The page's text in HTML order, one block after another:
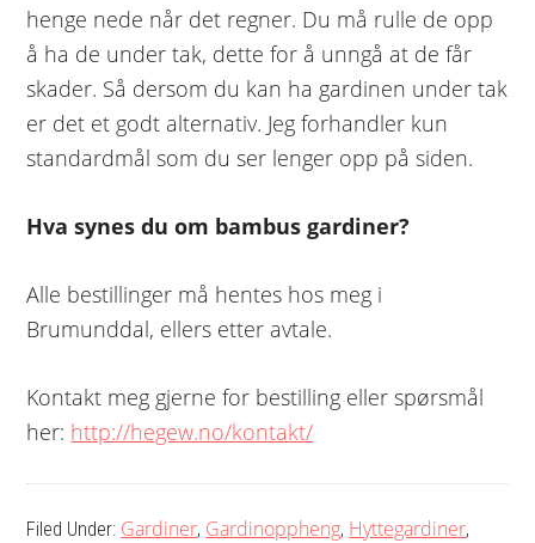
henge nede når det regner. Du må rulle de opp
å ha de under tak, dette for å unngå at de får
skader. Så dersom du kan ha gardinen under tak
er det et godt alternativ. Jeg forhandler kun
standardmål som du ser lenger opp på siden.
Hva synes du om bambus gardiner?
Alle bestillinger må hentes hos meg i
Brumunddal, ellers etter avtale.
Kontakt meg gjerne for bestilling eller spørsmål
her: http://hegew.no/kontakt/
Filed Under: Gardiner, Gardinoppheng, Hyttegardiner,